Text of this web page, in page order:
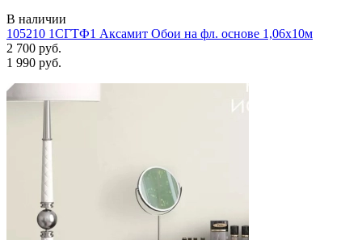
В наличии
105210 1СГТФ1 Аксамит Обои на фл. основе 1,06х10м
2 700 руб.
1 990 руб.